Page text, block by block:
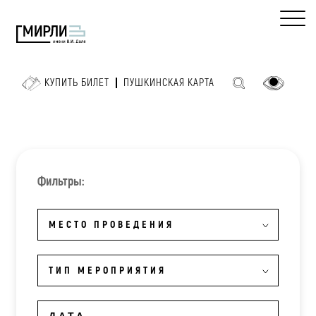
КУПИТЬ БИЛЕТ ПУШКИНСКАЯ КАРТА
Фильтры:
МЕСТО ПРОВЕДЕНИЯ
ТИП МЕРОПРИЯТИЯ